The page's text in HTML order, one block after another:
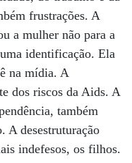
frustrações. A
a mulher não para a
identificação. Ela
na mídia. A
dos riscos da Aids. A
também
A desestruturação
indefesos, os filhos.